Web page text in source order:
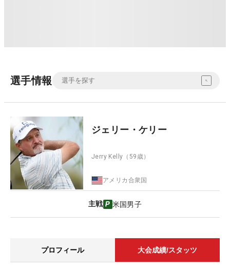
選手情報
ジェリー・ケリー
Jerry Kelly （59歳）
アメリカ合衆国
主戦 米国男子
プロフィール 大会成績/スタッツ